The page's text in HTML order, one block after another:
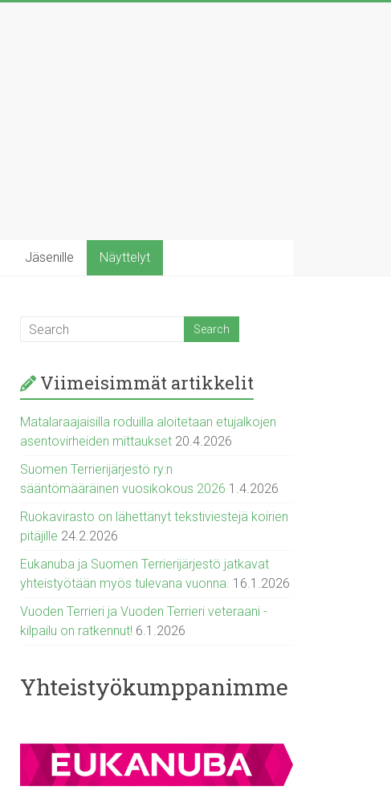
Jäsenille Näyttelyt
Viimeisimmät artikkelit
Matalaraajaisilla roduilla aloitetaan etujalkojen
asentovirheiden mittaukset 20.4.2026
Suomen Terrierijärjestö ry:n
sääntömääräinen vuosikokous 2026 1.4.2026
Ruokavirasto on lähettänyt tekstiviestejä koirien
pitäjille 24.2.2026
Eukanuba ja Suomen Terrierijärjestö jatkavat
yhteistyötään myös tulevana vuonna. 16.1.2026
Vuoden Terrieri ja Vuoden Terrieri veteraani -
kilpailu on ratkennut! 6.1.2026
Yhteistyökumppanimme